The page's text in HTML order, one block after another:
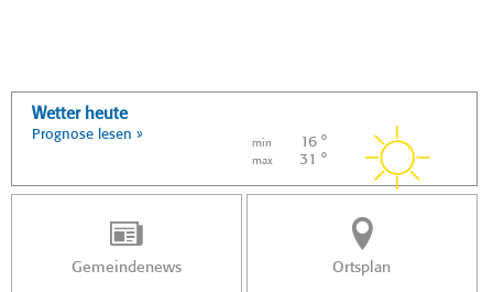
Wetter heute
Prognose lesen »
min 16 °
max 31 °
Gemeindenews Ortsplan